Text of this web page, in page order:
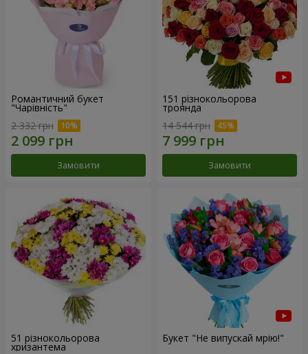
Романтичний букет
"Чарівність"
2 332 грн
Замовити
151 різнокольорова
троянда
14 544 грн
Замовити
51 різнокольорова
хризантема
Букет "Не випускай мрію!"